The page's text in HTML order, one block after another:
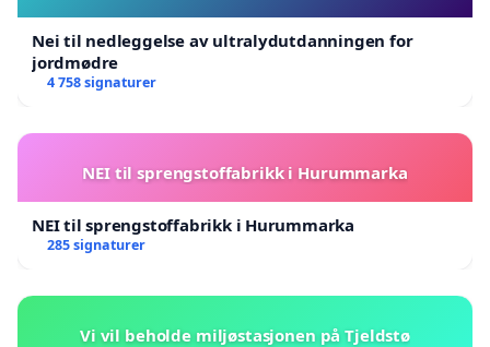
Nei til nedleggelse av ultralydutdanningen for
jordmødre
4 758 signaturer
NEI til sprengstoffabrikk i Hurummarka
NEI til sprengstoffabrikk i Hurummarka
285 signaturer
Vi vil beholde miljøstasjonen på Tjeldstø